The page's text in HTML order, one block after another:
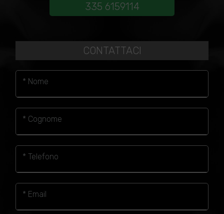
335 6159114
CONTATTACI
* Nome
* Cognome
* Telefono
* Email